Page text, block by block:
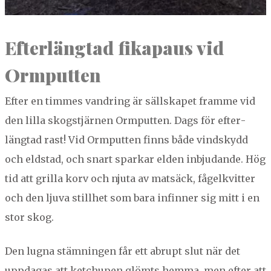
Efter­läng­tad fika­paus vid
Ormputten
Efter en timmes van­dring är säll­skapet framme vid
den lil­la skogstjär­nen Orm­put­ten. Dags för efter­
läng­tad rast! Vid Orm­put­ten finns både vin­d­sky­dd
och eld­stad, och snart sparkar elden inbju­dande. Hög
tid att gril­la korv och nju­ta av mat­säck, fågelkvit­ter
och den lju­va still­het som bara infinner sig mitt i en
stor skog.
Den lugna stämnin­gen får ett abrupt slut när det